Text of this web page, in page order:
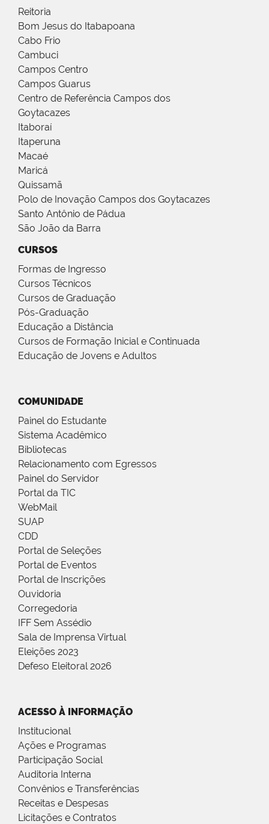
Reitoria
Bom Jesus do Itabapoana
Cabo Frio
Cambuci
Campos Centro
Campos Guarus
Centro de Referência Campos dos
Goytacazes
Itaboraí
Itaperuna
Macaé
Maricá
Quissamã
Polo de Inovação Campos dos Goytacazes
Santo Antônio de Pádua
São João da Barra
CURSOS
Formas de Ingresso
Cursos Técnicos
Cursos de Graduação
Pós-Graduação
Educação a Distância
Cursos de Formação Inicial e Continuada
Educação de Jovens e Adultos
COMUNIDADE
Painel do Estudante
Sistema Acadêmico
Bibliotecas
Relacionamento com Egressos
Painel do Servidor
Portal da TIC
WebMail
SUAP
CDD
Portal de Seleções
Portal de Eventos
Portal de Inscrições
Ouvidoria
Corregedoria
IFF Sem Assédio
Sala de Imprensa Virtual
Eleições 2023
Defeso Eleitoral 2026
ACESSO À INFORMAÇÃO
Institucional
Ações e Programas
Participação Social
Auditoria Interna
Convênios e Transferências
Receitas e Despesas
Licitações e Contratos